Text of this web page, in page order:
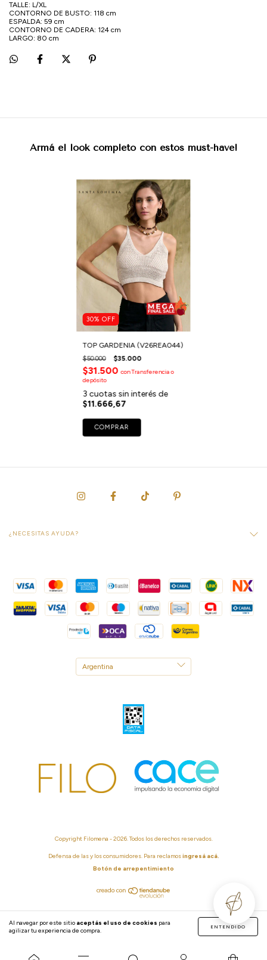
Al navegar por este sitio aceptás el uso de cookies para
agilizar tu experiencia de compra.
ENTENDIDO
TALLE: L/XL
CONTORNO DE BUSTO: 118 cm
ESPALDA: 59 cm
CONTORNO DE CADERA: 124 cm
LARGO: 80 cm
Armá el look completo con estos must-have!
30% OFF
TOP GARDENIA (V26REA044)
$50.000 $35.000
$31.500conTransferencia o
depósito
3 cuotas sin interés de
$11.666,67
COMPRAR
¿NECESITAS AYUDA?
Copyright Filomena - 2026. Todos los derechos reservados.
Defensa de las y los consumidores. Para reclamosingresá acá.
Botón de arrepentimiento